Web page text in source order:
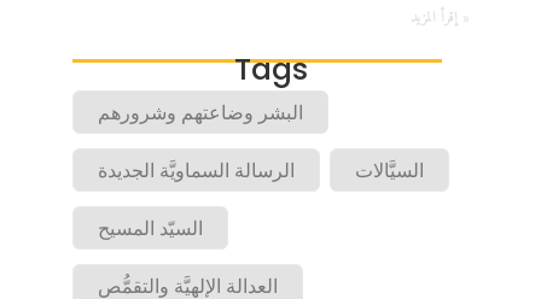
إقرأ المزيد »
Tags
البشر وضاعتهم وشرورهم
الرسالة السماويَّة الجديدة السيَّالات
السيّد المسيح
العدالة الإلهيَّة والتقمُّص